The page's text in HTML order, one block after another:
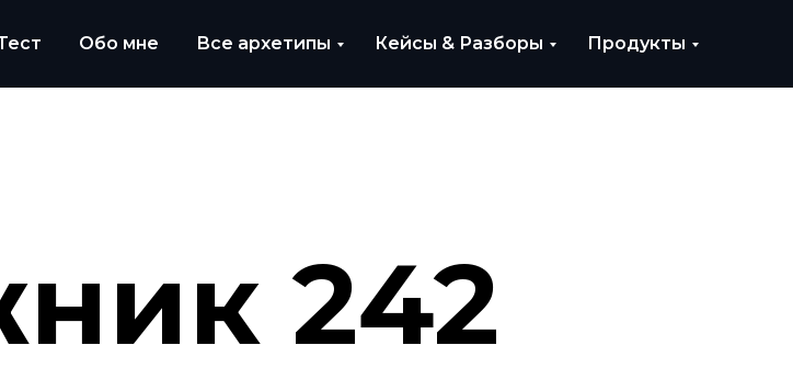
Обо мне Все архетипы Кейсы & Разборы Продукты
242